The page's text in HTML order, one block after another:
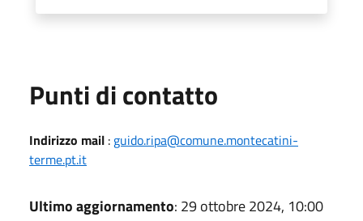
Punti di contatto
Indirizzo mail : guido.ripa@comune.montecatini-
terme.pt.it
Ultimo aggiornamento: 29 ottobre 2024, 10:00